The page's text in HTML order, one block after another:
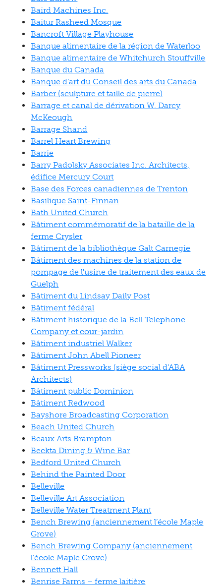
Baird Machines Inc.
Baitur Rasheed Mosque
Bancroft Village Playhouse
Banque alimentaire de la région de Waterloo
Banque alimentaire de Whitchurch Stouffville
Banque du Canada
Banque d’art du Conseil des arts du Canada
Barber (sculpture et taille de pierre)
Barrage et canal de dérivation W. Darcy
McKeough
Barrage Shand
Barrel Heart Brewing
Barrie
Barry Padolsky Associates Inc. Architects,
édifice Mercury Court
Base des Forces canadiennes de Trenton
Basilique Saint-Finnan
Bath United Church
Bâtiment commémoratif de la bataille de la
ferme Crysler
Bâtiment de la bibliothèque Galt Carnegie
Bâtiment des machines de la station de
pompage de l'usine de traitement des eaux de
Guelph
Bâtiment du Lindsay Daily Post
Bâtiment fédéral
Bâtiment historique de la Bell Telephone
Company et cour-jardin
Bâtiment industriel Walker
Bâtiment John Abell Pioneer
Bâtiment Pressworks (siège social d’ABA
Architects)
Bâtiment public Dominion
Bâtiment Redwood
Bayshore Broadcasting Corporation
Beach United Church
Beaux Arts Brampton
Beckta Dining & Wine Bar
Bedford United Church
Behind the Painted Door
Belleville
Belleville Art Association
Belleville Water Treatment Plant
Bench Brewing (anciennement l’école Maple
Grove)
Bench Brewing Company (anciennement
l’école Maple Grove)
Bennett Hall
Benrise Farms – ferme laitière